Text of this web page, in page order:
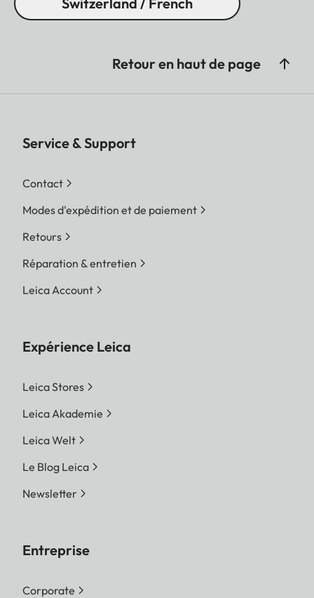
Retour en haut de page
Service & Support
Contact
Modes d'expédition et de paiement
Retours
Réparation & entretien
Leica Account
Expérience Leica
Leica Stores
Leica Akademie
Leica Welt
Le Blog Leica
Newsletter
Entreprise
Corporate